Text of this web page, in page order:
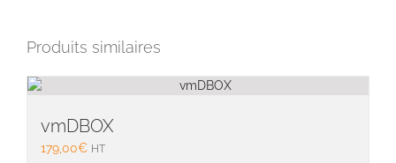
Produits similaires
vmDBOX
179,00€ HT